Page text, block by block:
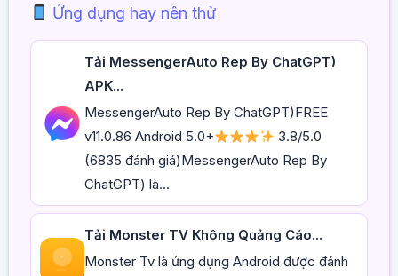
Ứng dụng hay nên thử
Tải MessengerAuto Rep By ChatGPT)
APK...
MessengerAuto Rep By ChatGPT)FREE
v11.0.86 Android 5.0+
3.8/5.0
(6835 đánh giá)MessengerAuto Rep By
ChatGPT) là...
Tải Monster TV Không Quảng Cáo...
Monster Tv là ứng dụng Android được đánh